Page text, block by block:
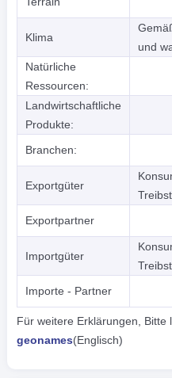
Klima
und
Natürliche
Ressourcen:
Landwirtschaftliche
Produkte:
Branchen:
Exportgüter
Exportpartner
Importgüter
Importe - Partner
Für weitere Erklärungen, Bitte
geonames(Englisch)